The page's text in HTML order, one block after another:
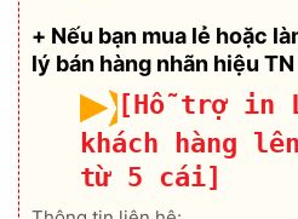
+ Nếu bạn mua lẻ hoặc
lý bán hàng nhãn hiệu
[Hỗ trợ in
khách hàng
từ 5 cái]